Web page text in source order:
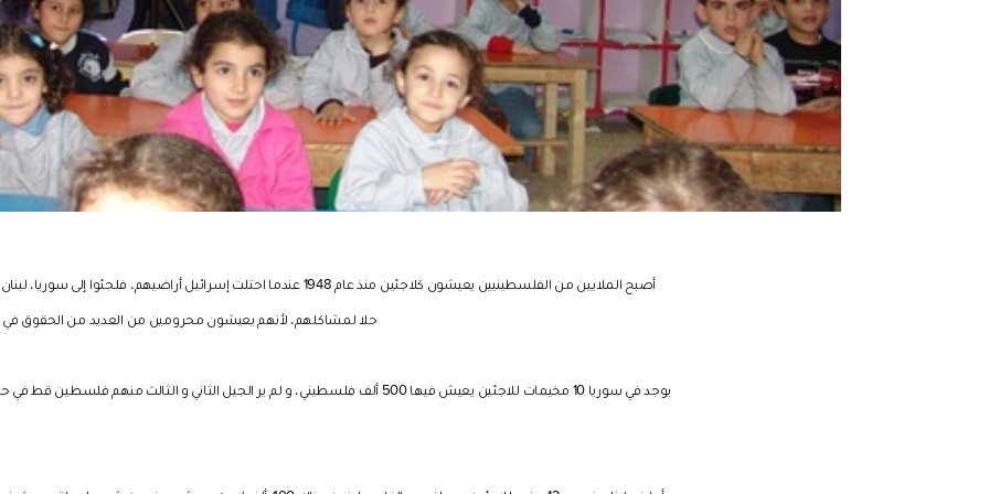
أصبح الملايين من الفلسطينيين يعيشون كلاجئين منذ عام 1948 عندما احتلت إسرائيل أراضيهم،
حلا لمشاكلهم، لأنهم يعيشون محرومين من العديد من الحقوق في
يوجد في سوريا 10 مخيمات للاجئين يعيش فيها 500 ألف فلسطيني، و لم ير الجيل الثاني و الثالث منهم